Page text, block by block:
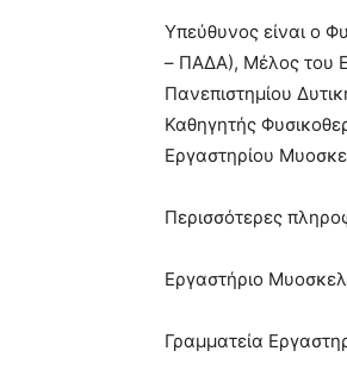
Υπεύθυνος είναι ο
– ΠΑΔΑ), Μέλος του
Πανεπιστημίου
Καθηγητής
Εργαστηρίου
Περισσότερες
Εργαστήριο
Γραμματεία